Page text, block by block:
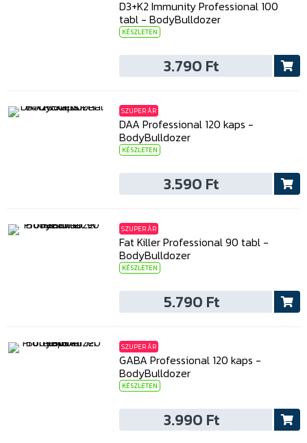
D3+K2 Immunity Professional 100
tabl - BodyBulldozer
KÉSZLETEN
3.790 Ft
SZUPER ÁR
DAA Professional 120 kaps -
BodyBulldozer
KÉSZLETEN
3.590 Ft
SZUPER ÁR
Fat Killer Professional 90 tabl -
BodyBulldozer
KÉSZLETEN
5.790 Ft
SZUPER ÁR
GABA Professional 120 kaps -
BodyBulldozer
KÉSZLETEN
3.990 Ft